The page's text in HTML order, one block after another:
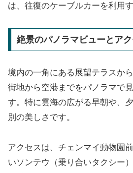
は、往復のケーブルカーを利用
絶景のパノラマビューとア
境内の一角にある展望テラスか
街地から空港までをパノラマで
す。特に雲海の広がる早朝や、
別の美しさです。
アクセスは、チェンマイ動物園
いソンテウ（乗り合いタクシー